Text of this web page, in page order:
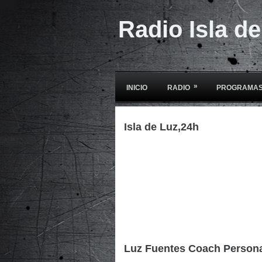
Radio Isla
INICIO RADIO »
Isla de Luz,24h
Luz Fuentes Coach